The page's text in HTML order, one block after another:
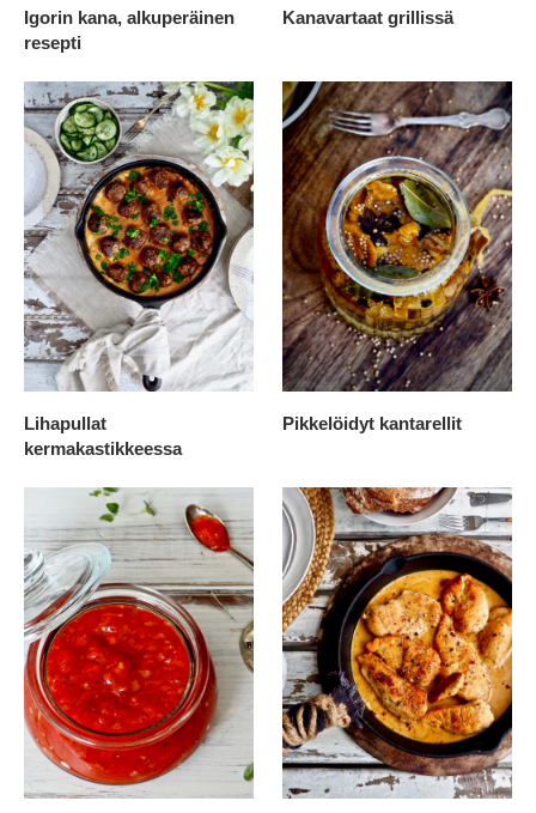
Igorin kana, alkuperäinen
resepti
Kanavartaat grillissä
Lihapullat
kermakastikkeessa
Pikkelöidyt kantarellit